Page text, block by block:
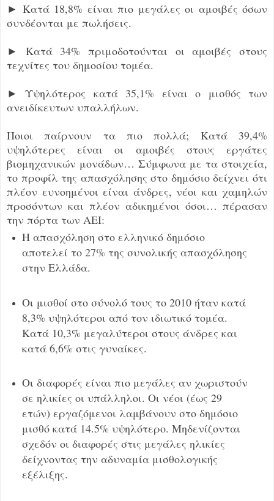
► Κατά 18,8% είναι πιο μεγάλες οι αμοιβές όσων
συνδέονται με πωλήσεις.
► Κατά 34% πριμοδοτούνται οι αμοιβές στους
τεχνίτες του δημοσίου τομέα.
► Υψηλότερος κατά 35,1% είναι ο μισθός των
ανειδίκευτων υπαλλήλων.
Ποιοι παίρνουν τα πιο πολλά; Κατά 39,4%
υψηλότερες είναι οι αμοιβές στους εργάτες
βιομηχανικών μονάδων… Σύμφωνα με τα στοιχεία,
το προφίλ της απασχόλησης στο δημόσιο δείχνει ότι
πλέον ευνοημένοι είναι άνδρες, νέοι και χαμηλών
προσόντων και πλέον αδικημένοι όσοι… πέρασαν
την πόρτα των ΑΕΙ:
Η απασχόληση στο ελληνικό δημόσιο
αποτελεί το 27% της συνολικής απασχόλησης
στην Ελλάδα.
Οι μισθοί στο σύνολό τους το 2010 ήταν κατά
8,3% υψηλότεροι από τον ιδιωτικό τομέα.
Κατά 10,3% μεγαλύτεροι στους άνδρες και
κατά 6,6% στις γυναίκες.
Οι διαφορές είναι πιο μεγάλες αν χωριστούν
σε ηλικίες οι υπάλληλοι. Οι νέοι (έως 29
ετών) εργαζόμενοι λαμβάνουν στο δημόσιο
μισθό κατά 14.5% υψηλότερο. Μηδενίζονται
σχεδόν οι διαφορές στις μεγάλες ηλικίες
δείχνοντας την αδυναμία μισθολογικής
εξέλιξης.